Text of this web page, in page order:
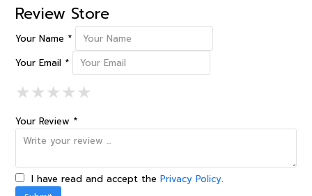
Review Store
Your Name *
Your Email *
★1 Star
★★2 Stars
★★★3 Stars
★★★★4 Stars
★★★★★5 Stars
Your Review *
I have read and accept thePrivacy Policy.